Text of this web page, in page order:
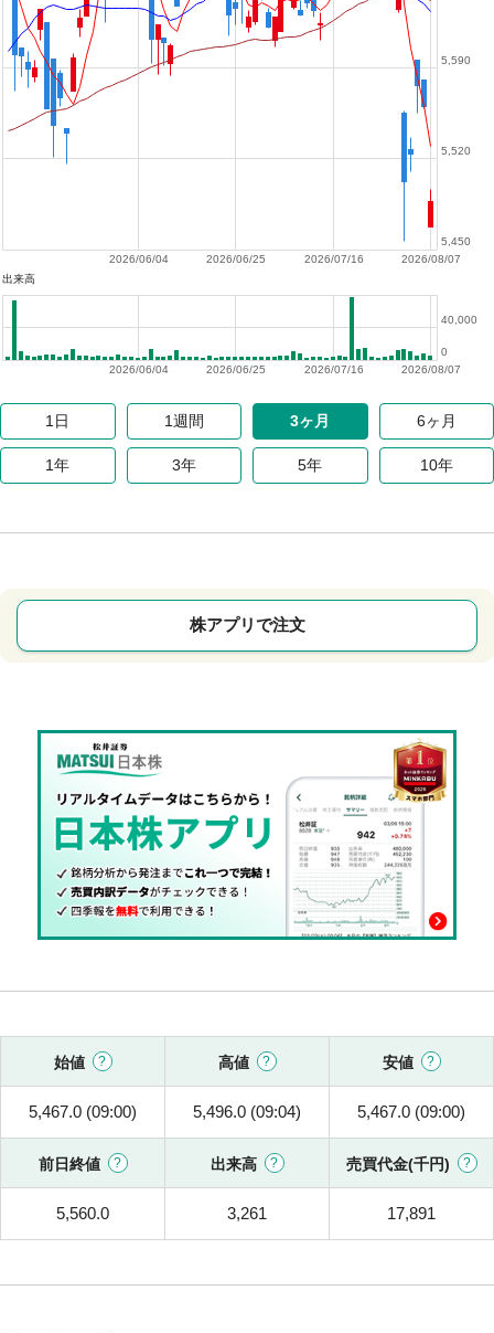
2026/08/07
2026/07/16
2026/06/25
2026/06/04
5,450
5,520
5,590
出来高
2026/08/07
2026/07/16
2026/06/25
2026/06/04
0
40,000
1日 1週間 3ヶ月 6ヶ月
1年 3年 5年 10年
株アプリで注文
始値 高値 安値
5,467.0 (09:00) 5,496.0 (09:04) 5,467.0 (09:00)
前日終値 出来高 売買代金(千円)
5,560.0 3,261 17,891